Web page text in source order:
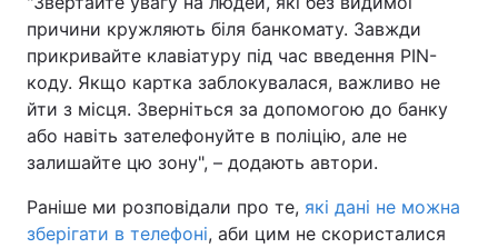
причини кружляють біля банкомату. Завжди
прикривайте клавіатуру під час введення PIN-
коду. Якщо картка заблокувалася, важливо не
йти з місця. Зверніться за допомогою до банку
або навіть зателефонуйте в поліцію, але не
залишайте цю зону", – додають автори.
Раніше ми розповідали про те, які дані не можна
зберігати в телефоні, аби цим не скористалися